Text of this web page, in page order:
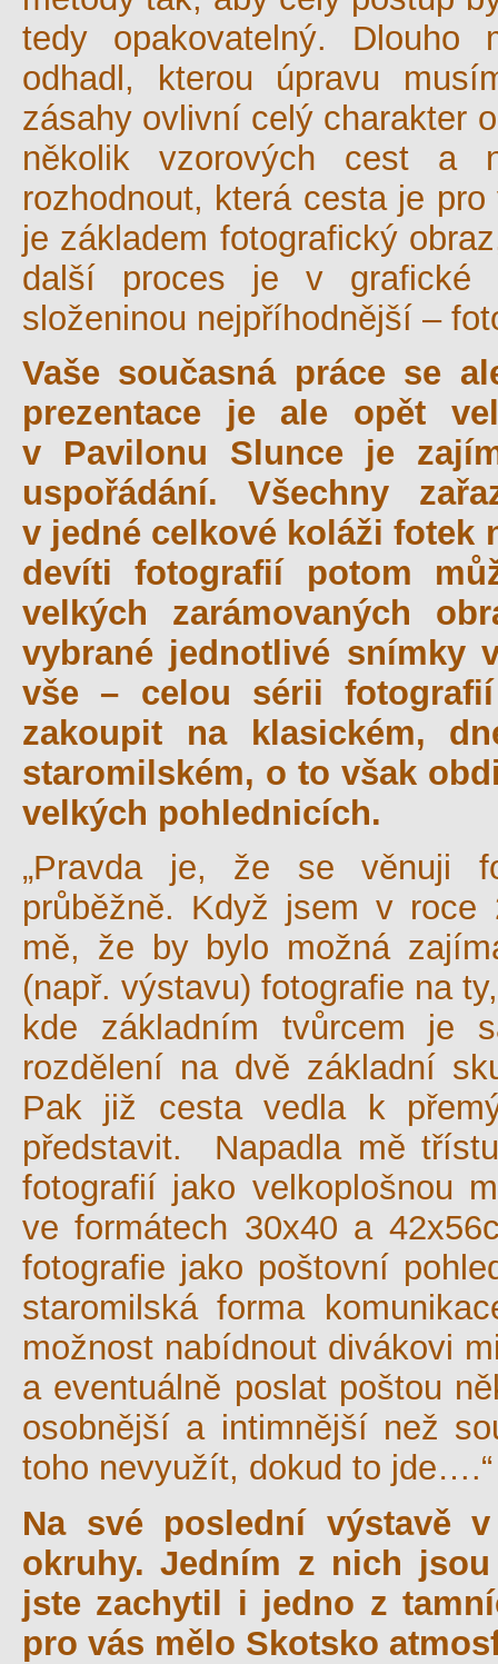
tedy opakovatelný. Dlouho
odhadl, kterou úpravu
zásahy ovlivní celý charakter
několik vzorových cest a
rozhodnout, která cesta je
je základem fotografický
další proces je v grafické
složeninou nejpříhodnější –
Vaše současná práce se
prezentace je ale opět
v Pavilonu Slunce je
uspořádání. Všechny
v jedné celkové koláži fotek
devíti fotografií potom
velkých zarámovaných
vybrané jednotlivé snímky
vše – celou sérii
zakoupit na klasickém,
staromilském, o to však
velkých pohlednicích.
„Pravda je, že se věnuji
průběžně. Když jsem v roce
mě, že by bylo možná
(např. výstavu) fotografie na
kde základním tvůrcem je
rozdělení na dvě základní
Pak již cesta vedla k
představit. Napadla mě
fotografií jako velkoplošnou
ve formátech 30x40 a
fotografie jako poštovní
staromilská forma
možnost nabídnout divákovi
a eventuálně poslat poštou
osobnější a intimnější než
toho nevyužít, dokud to jde….“
Na své poslední výstavě
okruhy. Jedním z nich
jste zachytil i jedno z
pro vás mělo Skotsko